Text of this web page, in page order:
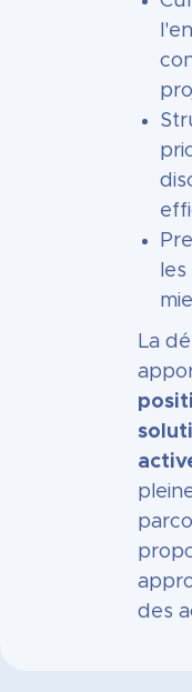
La
des